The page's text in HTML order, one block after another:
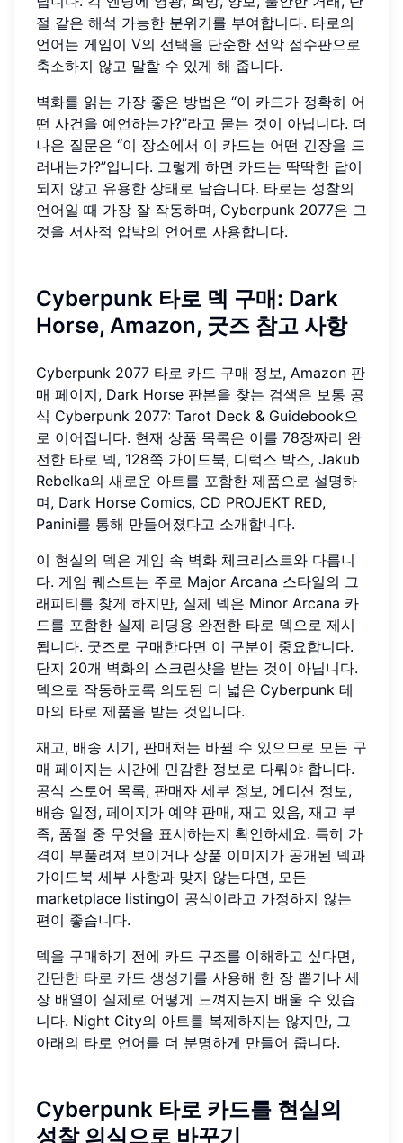
절 같은 해석 가능한 분위기를 부여합니다. 타로의
언어는 게임이 V의 선택을 단순한 선악 점수판으로
축소하지 않고 말할 수 있게 해 줍니다.
벽화를 읽는 가장 좋은 방법은 “이 카드가 정확히 어
떤 사건을 예언하는가?”라고 묻는 것이 아닙니다. 더
나은 질문은 “이 장소에서 이 카드는 어떤 긴장을 드
러내는가?”입니다. 그렇게 하면 카드는 딱딱한 답이
되지 않고 유용한 상태로 남습니다. 타로는 성찰의
언어일 때 가장 잘 작동하며, Cyberpunk 2077은 그
것을 서사적 압박의 언어로 사용합니다.
Cyberpunk 타로 덱 구매: Dark
Horse, Amazon, 굿즈 참고 사항
Cyberpunk 2077 타로 카드 구매 정보, Amazon 판
매 페이지, Dark Horse 판본을 찾는 검색은 보통 공
식 Cyberpunk 2077: Tarot Deck & Guidebook으
로 이어집니다. 현재 상품 목록은 이를 78장짜리 완
전한 타로 덱, 128쪽 가이드북, 디럭스 박스, Jakub
Rebelka의 새로운 아트를 포함한 제품으로 설명하
며, Dark Horse Comics, CD PROJEKT RED,
Panini를 통해 만들어졌다고 소개합니다.
이 현실의 덱은 게임 속 벽화 체크리스트와 다릅니
다. 게임 퀘스트는 주로 Major Arcana 스타일의 그
래피티를 찾게 하지만, 실제 덱은 Minor Arcana 카
드를 포함한 실제 리딩용 완전한 타로 덱으로 제시
됩니다. 굿즈로 구매한다면 이 구분이 중요합니다.
단지 20개 벽화의 스크린샷을 받는 것이 아닙니다.
덱으로 작동하도록 의도된 더 넓은 Cyberpunk 테
마의 타로 제품을 받는 것입니다.
재고, 배송 시기, 판매처는 바뀔 수 있으므로 모든 구
매 페이지는 시간에 민감한 정보로 다뤄야 합니다.
공식 스토어 목록, 판매자 세부 정보, 에디션 정보,
배송 일정, 페이지가 예약 판매, 재고 있음, 재고 부
족, 품절 중 무엇을 표시하는지 확인하세요. 특히 가
격이 부풀려져 보이거나 상품 이미지가 공개된 덱과
가이드북 세부 사항과 맞지 않는다면, 모든
marketplace listing이 공식이라고 가정하지 않는
편이 좋습니다.
덱을 구매하기 전에 카드 구조를 이해하고 싶다면,
간단한 타로 카드 생성기를 사용해 한 장 뽑기나 세
장 배열이 실제로 어떻게 느껴지는지 배울 수 있습
니다. Night City의 아트를 복제하지는 않지만, 그
아래의 타로 언어를 더 분명하게 만들어 줍니다.
Cyberpunk 타로 카드를 현실의
성찰 의식으로 바꾸기